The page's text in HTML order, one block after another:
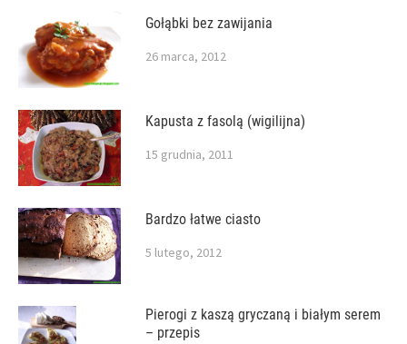
Gołąbki bez zawijania
26 marca, 2012
Kapusta z fasolą (wigilijna)
15 grudnia, 2011
Bardzo łatwe ciasto
5 lutego, 2012
Pierogi z kaszą gryczaną i białym serem
– przepis